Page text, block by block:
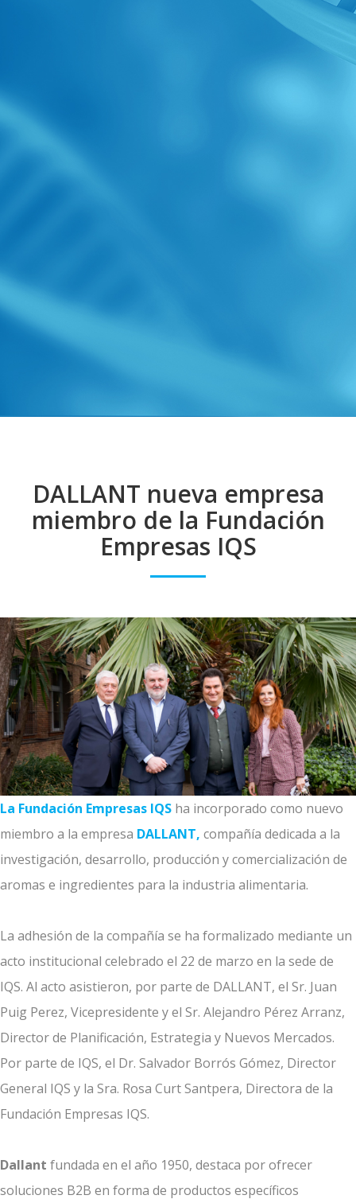
DALLANT nueva empresa
miembro de la Fundación
Empresas IQS
La Fundación Empresas IQS ha incorporado como nuevo
miembro a la empresa DALLANT, compañía dedicada a la
investigación, desarrollo, producción y comercialización de
aromas e ingredientes para la industria alimentaria.
La adhesión de la compañía se ha formalizado mediante un
acto institucional celebrado el 22 de marzo en la sede de
IQS. Al acto asistieron, por parte de DALLANT, el Sr. Juan
Puig Perez, Vicepresidente y el Sr. Alejandro Pérez Arranz,
Director de Planificación, Estrategia y Nuevos Mercados.
Por parte de IQS, el Dr. Salvador Borrós Gómez, Director
General IQS y la Sra. Rosa Curt Santpera, Directora de la
Fundación Empresas IQS.
Dallant fundada en el año 1950, destaca por ofrecer
soluciones B2B en forma de productos específicos